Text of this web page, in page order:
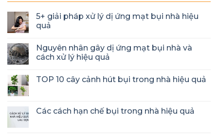
5+ giải pháp xử lý dị ứng mạt bụi nhà hiệu
quả
Nguyên nhân gây dị ứng mạt bụi nhà và
cách xử lý hiệu quả
TOP 10 cây cảnh hút bụi trong nhà hiệu quả
Các cách hạn chế bụi trong nhà hiệu quả